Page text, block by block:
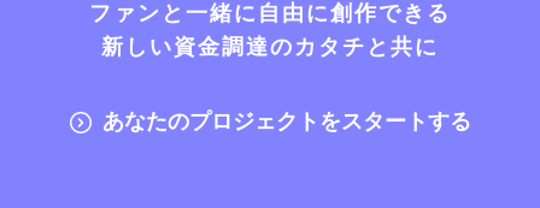
ファンと一緒に自由に創作できる
新しい資金調達のカタチと共に
あなたのプロジェクトをスタートする